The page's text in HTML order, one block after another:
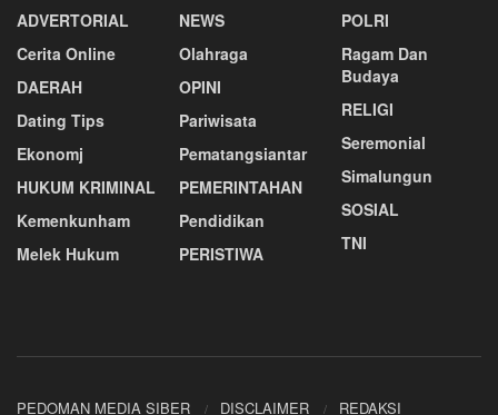
ADVERTORIAL
Cerita Online
DAERAH
Dating Tips
Ekonomj
HUKUM KRIMINAL
Kemenkunham
Melek Hukum
NEWS
Olahraga
OPINI
Pariwisata
Pematangsiantar
PEMERINTAHAN
Pendidikan
PERISTIWA
POLRI
Ragam Dan
Budaya
RELIGI
Seremonial
Simalungun
SOSIAL
TNI
PEDOMAN MEDIA SIBER DISCLAIMER REDAKSI